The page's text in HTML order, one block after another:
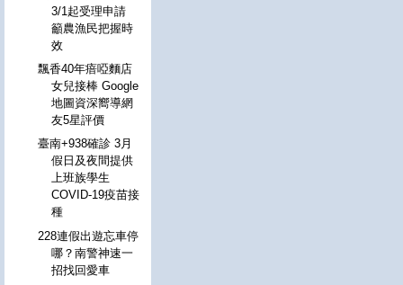
3/1起受理申請
籲農漁民把握時
效
飄香40年瘖啞麵店
女兒接棒 Google
地圖資深嚮導網
友5星評價
臺南+938確診 3月
假日及夜間提供
上班族學生
COVID-19疫苗接
種
228連假出遊忘車停
哪？南警神速一
招找回愛車